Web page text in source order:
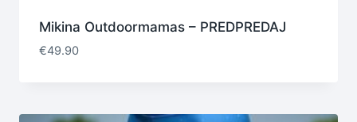
Mikina Outdoormamas – PREDPREDAJ
€49.90